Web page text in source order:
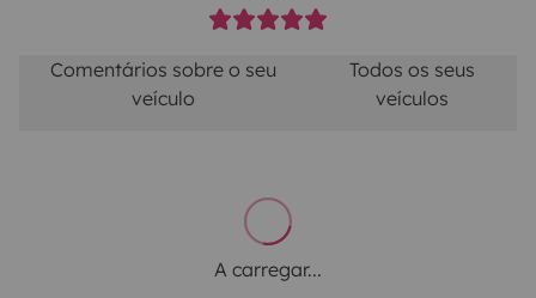
Comentários sobre o seu
veículo
Todos os seus
veículos
A carregar...